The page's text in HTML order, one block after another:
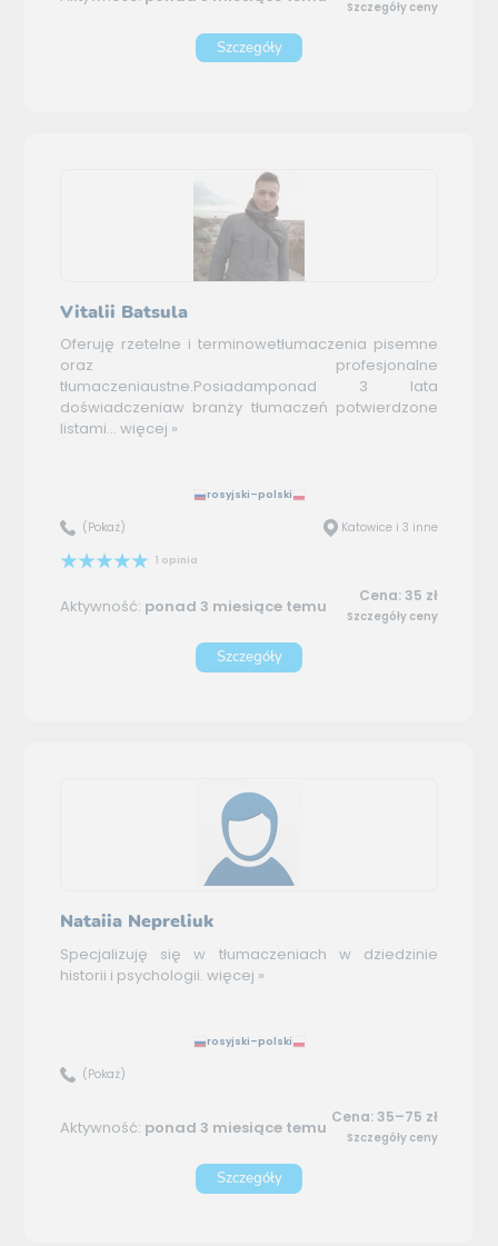
Szczegóły ceny
Szczegóły
Vitalii Batsula
Oferuję rzetelne i terminowetłumaczenia pisemne
oraz profesjonalne
tłumaczeniaustne.Posiadamponad 3 lata
doświadczeniaw branży tłumaczeń potwierdzone
listami... więcej »
rosyjski–polski
(Pokaż) Katowice i 3 inne
1 opinia
Aktywność: ponad 3 miesiące temu Cena: 35 zł
Szczegóły ceny
Szczegóły
Nataiia Nepreliuk
Specjalizuję się w tłumaczeniach w dziedzinie
historii i psychologii. więcej »
rosyjski–polski
(Pokaż)
Aktywność: ponad 3 miesiące temu Cena: 35–75 zł
Szczegóły ceny
Szczegóły